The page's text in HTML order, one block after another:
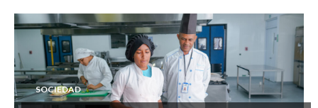
SOCIEDAD